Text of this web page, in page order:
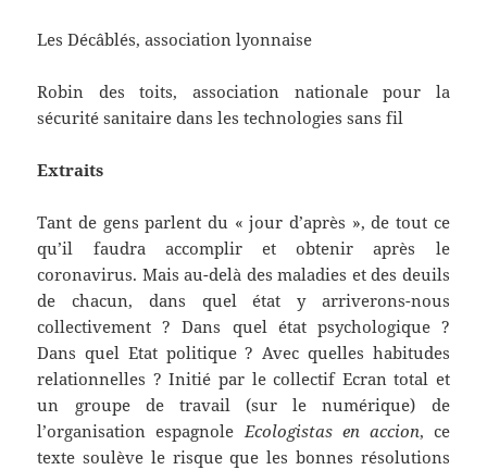
Les Décâblés, association lyonnaise
Robin des toits, association nationale pour la
sécurité sanitaire dans les technologies sans fil
Extraits
Tant de gens parlent du « jour d’après », de tout ce
qu’il faudra accomplir et obtenir après le
coronavirus. Mais au-delà des maladies et des deuils
de chacun, dans quel état y arriverons-nous
collectivement ? Dans quel état psychologique ?
Dans quel Etat politique ? Avec quelles habitudes
relationnelles ? Initié par le collectif Ecran total et
un groupe de travail (sur le numérique) de
l’organisation espagnoleEcologistas en accion, ce
texte soulève le risque que les bonnes résolutions